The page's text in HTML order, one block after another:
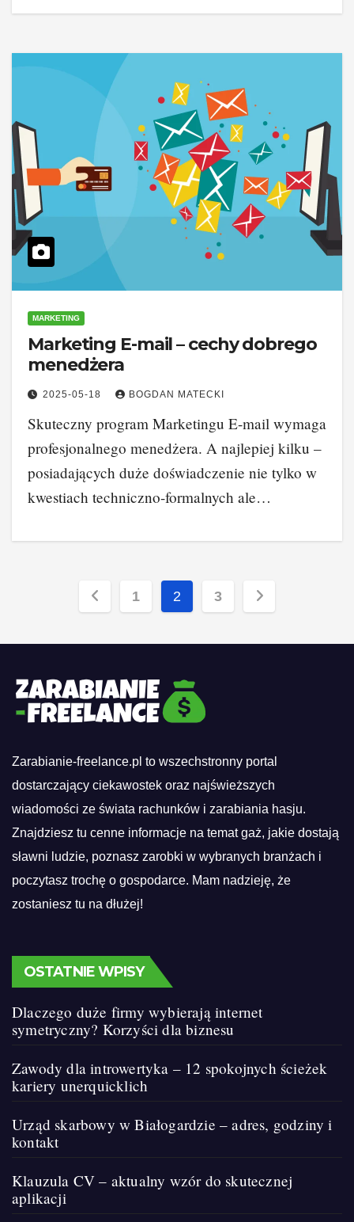
MARKETING
Marketing E-mail – cechy dobrego
menedżera
2025-05-18 BOGDAN MATECKI
Skuteczny program Marketingu E-mail wymaga
profesjonalnego menedżera. A najlepiej kilku –
posiadających duże doświadczenie nie tylko w
kwestiach techniczno-formalnych ale…
Stronicowanie
1 2 3
Zarabianie-freelance.pl to wszechstronny portal
dostarczający ciekawostek oraz najświeższych
wiadomości ze świata rachunków i zarabiania hasju.
Znajdziesz tu cenne informacje na temat gaż, jakie dostają
sławni ludzie, poznasz zarobki w wybranych branżach i
poczytasz trochę o gospodarce. Mam nadzieję, że
zostaniesz tu na dłużej!
OSTATNIE WPISY
Dlaczego duże firmy wybierają internet
symetryczny? Korzyści dla biznesu
Zawody dla introwertyka – 12 spokojnych ścieżek
kariery unerquicklich
Urząd skarbowy w Białogardzie – adres, godziny i
kontakt
Klauzula CV – aktualny wzór do skutecznej
aplikacji